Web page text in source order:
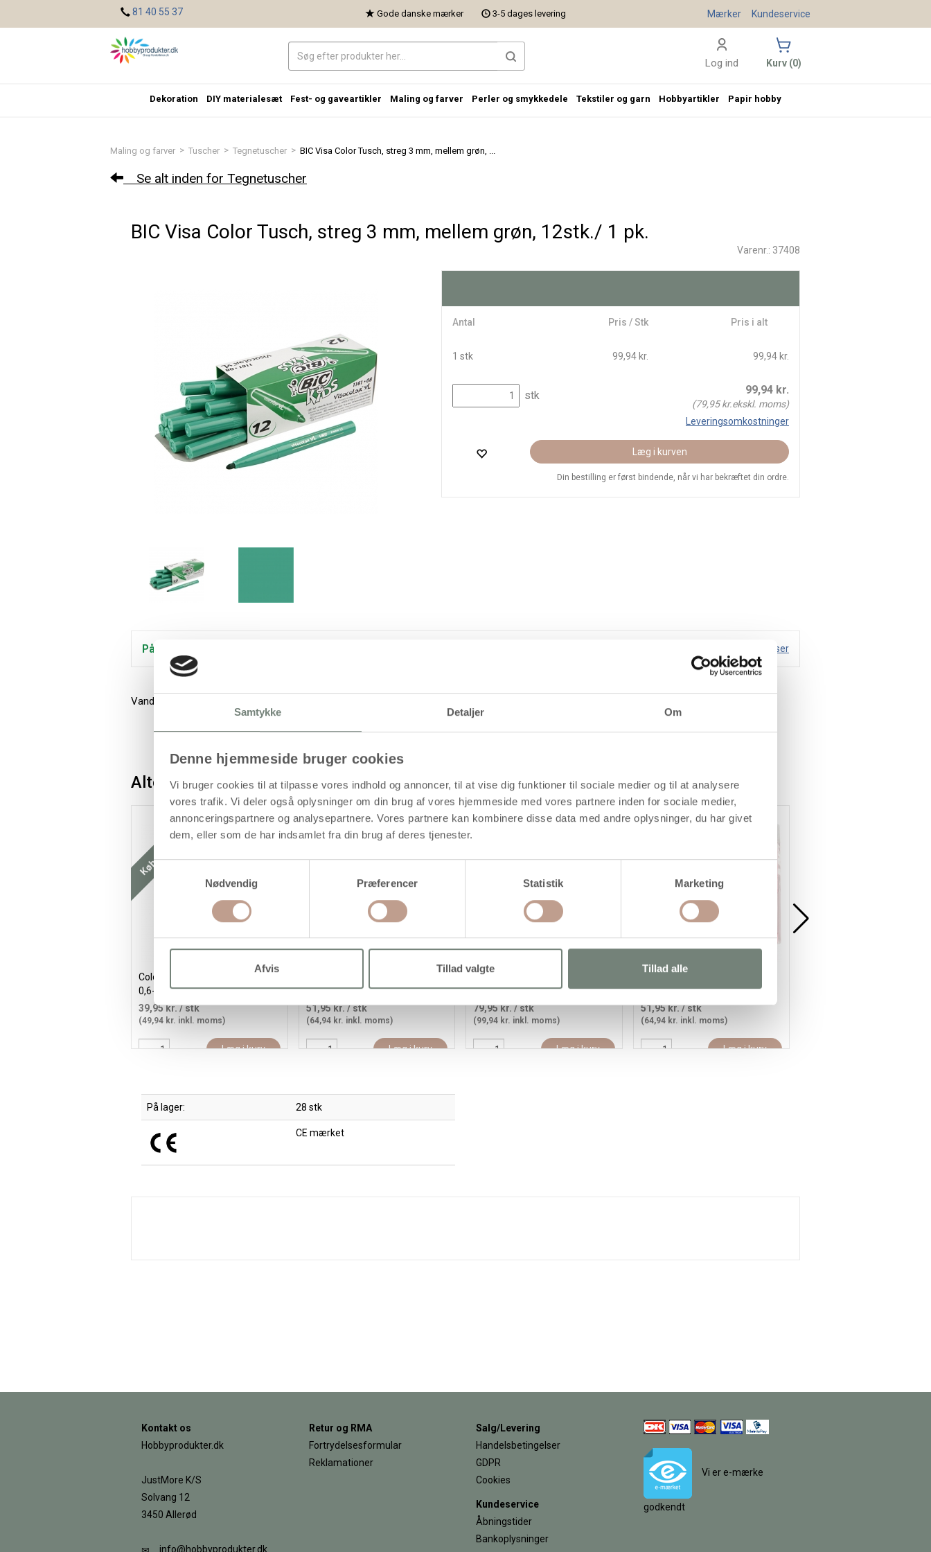
Samtykke Detaljer Om
Denne hjemmeside bruger cookies
Vi bruger cookies til at tilpasse vores indhold og annoncer, til at vise dig funktioner til sociale medier og til at analysere
vores trafik. Vi deler også oplysninger om din brug af vores hjemmeside med vores partnere inden for sociale medier,
annonceringspartnere og analysepartnere. Vores partnere kan kombinere disse data med andre oplysninger, du har givet
dem, eller som de har indsamlet fra din brug af deres tjenester.
Samtykkevalg
Nødvendig
Præferencer Statistik Marketing
Afvis Tillad valgte Tillad alle
Maling og farver > Tuscher > Tegnetuscher > BIC Visa Color Tusch, streg 3 mm, mellem grøn, ...
Se alt inden for Tegnetuscher
BIC Visa Color Tusch, streg 3 mm, mellem grøn, 12stk./ 1 pk.
Varenr.: 37408
Antal Pris / Stk Pris i alt
1 stk 99,94 kr. 99,94 kr.
stk 99,94kr.
(79,95kr.ekskl. moms)
Leveringsomkostninger
Læg i kurven
Din bestilling er først bindende, når vi har bekræftet din ordre.
På lager Handelsbetingelser
Vandbaseret, tyk tusch i rigtig god kvalitet med ventileret sikkerhedslåg
Alternativer
Køb mere og spar
Colortime Fineliner Tusch, streg
0,6-0,7 mm, mørk blå, 12 stk./ 1
pk.
39,95 kr./ stk
(49,94 kr. inkl. moms)
Læg i kurv
Køb mere og spar
standardfarver, 12stk./ 1 pk.
51,95 kr./ stk
(64,94 kr. inkl. moms)
Læg i kurv
BIC Visa Color Tusch, streg 3
mm, sort, 12stk./ 1 pk.
79,95 kr./ stk
(99,94 kr. inkl. moms)
Læg i kurv
Køb mere og spar
pink, 12stk./ 1 pk.
51,95 kr./ stk
(64,94 kr. inkl. moms)
Læg i kurv
På lager: 28 stk
CE mærket
81 40 55 37 Gode danske mærker 3-5 dages levering Kundeservice
Mærker
Log ind Kurv (0)
Dekoration DIY materialesæt Fest- og gaveartikler Maling og farver Perler og smykkedele Tekstiler og garn Hobbyartikler Papir hobby
Kontakt os
Hobbyprodukter.dk
JustMore K/S
Solvang 12
3450 Allerød
info@hobbyprodukter.dk
Retur og RMA
Fortrydelsesformular
Reklamationer
Salg/Levering
Handelsbetingelser
GDPR
Cookies
Kundeservice
Åbningstider
Bankoplysninger
Vi er e-mærke
godkendt